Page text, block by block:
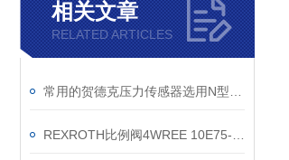
相关文章
RELATED ARTICLES